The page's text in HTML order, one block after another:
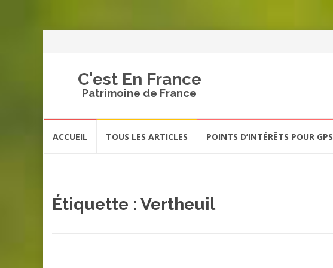
C'est En France
Patrimoine de France
ACCUEIL TOUS LES ARTICLES POINTS D’INTÉRÊTS POUR GPS
Étiquette : Vertheuil